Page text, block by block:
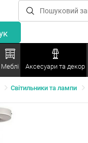
Меблі Аксесуари та декор
Світильники та лампи